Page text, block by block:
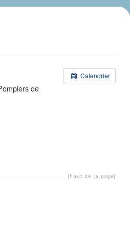
Calendrier
de
[haut de la page]